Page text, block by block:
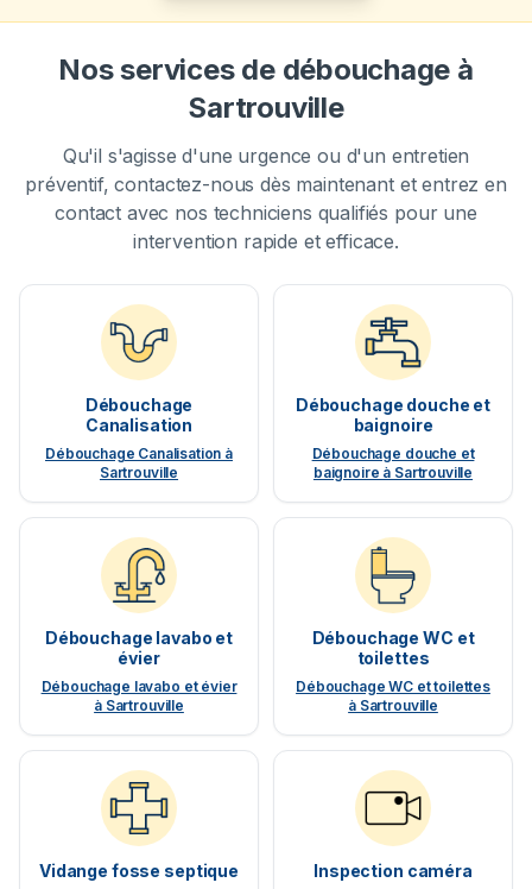
Nos services de débouchage à
Sartrouville
Qu'il s'agisse d'une urgence ou d'un entretien
préventif, contactez-nous dès maintenant et entrez en
contact avec nos techniciens qualifiés pour une
intervention rapide et efficace.
Débouchage
Canalisation
Débouchage Canalisation à
Sartrouville
Débouchage douche et
baignoire
Débouchage douche et
baignoire à Sartrouville
Débouchage lavabo et
évier
Débouchage lavabo et évier
à Sartrouville
Débouchage WC et
toilettes
Débouchage WC et toilettes
à Sartrouville
Vidange fosse septique Inspection caméra